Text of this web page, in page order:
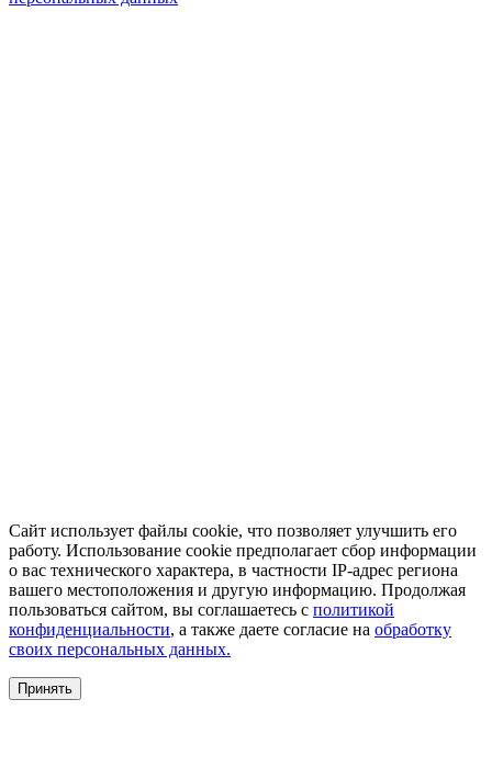
Сайт использует файлы cookie, что позволяет улучшить его
работу. Использование cookie предполагает сбор информации
о вас технического характера, в частности IP-адрес региона
вашего местоположения и другую информацию. Продолжая
пользоваться сайтом, вы соглашаетесь с политикой
конфиденциальности, а также даете согласие на обработку
своих персональных данных.
Принять